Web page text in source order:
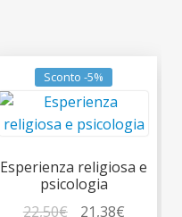
Sconto -5%
Esperienza religiosa e
psicologia
22,50€ 21,38€Il